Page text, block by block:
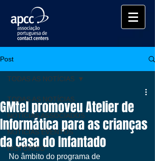
Post
TODAS AS NOTÍCIAS
NOTÍCIAS ASSOCIADOS
NOTÍCIAS EVENTOS
HISTÓRICO
TODAS AS NOTÍCIAS
GMtel promoveu Atelier de
Informática para as crianças
da Casa do Infantado
No âmbito do programa de